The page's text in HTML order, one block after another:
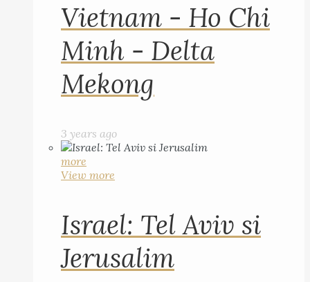
Vietnam - Ho Chi
Minh - Delta
Mekong
3 years ago
more
View more
Israel: Tel Aviv si
Jerusalim